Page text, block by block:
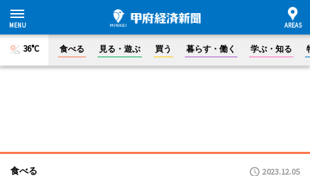
36°C 食べる 見る・遊ぶ 買う 暮らす・働く 学ぶ・知る
食べる 2023.12.05